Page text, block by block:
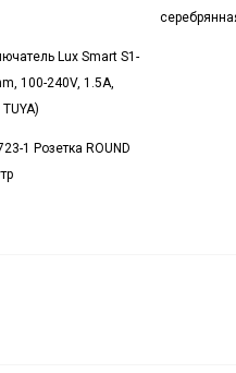
Lux Smart S1-
100-240V, 1.5A,
1 Розетка ROUND